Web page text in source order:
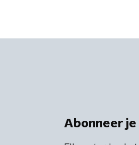
Abonneer